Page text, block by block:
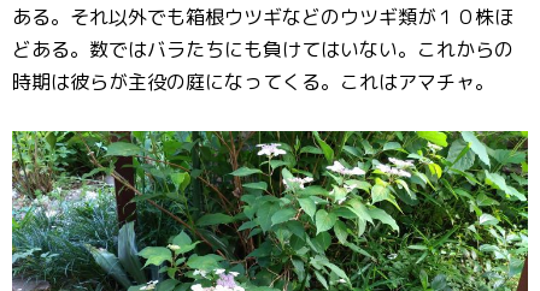
ある。それ以外でも箱根ウツギなどのウツギ類が１０株ほ
どある。数ではバラたちにも負けてはいない。これからの
時期は彼らが主役の庭になってくる。これはアマチャ。